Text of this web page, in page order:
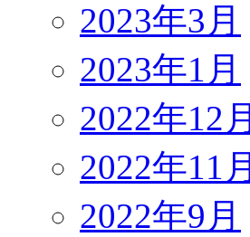
2023年3月
2023年1月
2022年12月
2022年11月
2022年9月